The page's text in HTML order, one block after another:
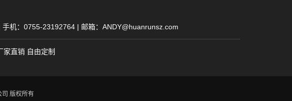
机：0755-23192764 | 邮箱：ANDY@huanrunsz.com
家直销 自由定制
版权所有